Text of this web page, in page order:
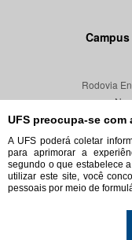
UFS preocupa-se com
A UFS poderá coletar
para aprimorar a
segundo o que estabelece a
utilizar este site, você
pessoais por meio de
Rodovia
© 2026.